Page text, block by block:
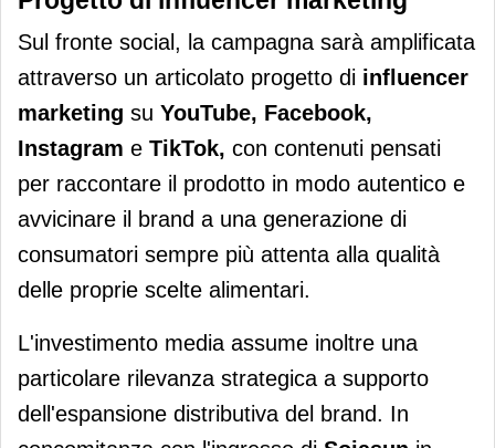
Sul fronte social, la campagna sarà amplificata
attraverso un articolato progetto di influencer
marketing su YouTube, Facebook,
Instagram e TikTok, con contenuti pensati
per raccontare il prodotto in modo autentico e
avvicinare il brand a una generazione di
consumatori sempre più attenta alla qualità
delle proprie scelte alimentari.
L'investimento media assume inoltre una
particolare rilevanza strategica a supporto
dell'espansione distributiva del brand. In